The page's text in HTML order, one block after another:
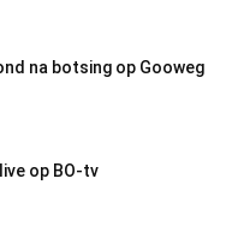
na botsing op Gooweg
op BO-tv